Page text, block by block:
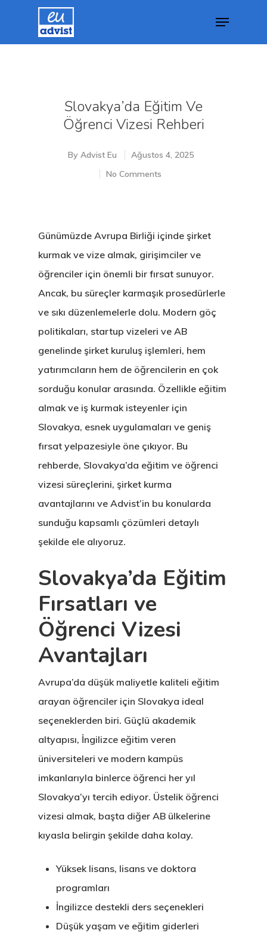
Slovakya’da Eğitim Ve
Öğrenci Vizesi Rehberi
By Advist Eu
Ağustos 4, 2025
No Comments
Günümüzde Avrupa Birliği içinde şirket
kurmak ve vize almak, girişimciler ve
öğrenciler için önemli bir fırsat sunuyor.
Ancak, bu süreçler karmaşık prosedürlerle
ve sıkı düzenlemelerle dolu. Modern göç
politikaları, startup vizeleri ve AB
genelinde şirket kuruluş işlemleri, hem
yatırımcıların hem de öğrencilerin en çok
sorduğu konular arasında. Özellikle eğitim
almak ve iş kurmak isteyenler için
Slovakya, esnek uygulamaları ve geniş
fırsat yelpazesiyle öne çıkıyor. Bu
rehberde, Slovakya’da eğitim ve öğrenci
vizesi süreçlerini, şirket kurma
avantajlarını ve Advist’in bu konularda
sunduğu kapsamlı çözümleri detaylı
şekilde ele alıyoruz.
Slovakya’da Eğitim
Fırsatları ve
Öğrenci Vizesi
Avantajları
Avrupa’da düşük maliyetle kaliteli eğitim
arayan öğrenciler için Slovakya ideal
seçeneklerden biri. Güçlü akademik
altyapısı, İngilizce eğitim veren
üniversiteleri ve modern kampüs
imkanlarıyla binlerce öğrenci her yıl
Slovakya’yı tercih ediyor. Üstelik öğrenci
vizesi almak, başta diğer AB ülkelerine
kıyasla belirgin şekilde daha kolay.
Yüksek lisans, lisans ve doktora
programları
İngilizce destekli ders seçenekleri
Düşük yaşam ve eğitim giderleri